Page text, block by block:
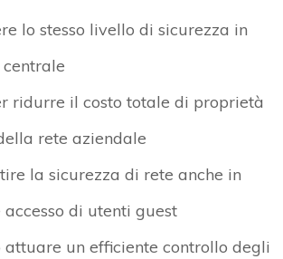
lo stesso livello di sicurezza in
ridurre il costo totale di proprietà
rete aziendale
la sicurezza di rete anche in
accesso di utenti guest
attuare un efficiente controllo degli